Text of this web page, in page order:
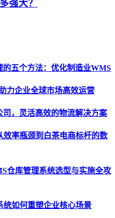
强大？
五个方法：优化制造业WMS
力企业全球市场高效运营
，灵活高效的物流解决方案
效率瓶颈到白茶电商标杆的数
仓库管理系统选型与实施全攻
统如何重塑企业核心场景